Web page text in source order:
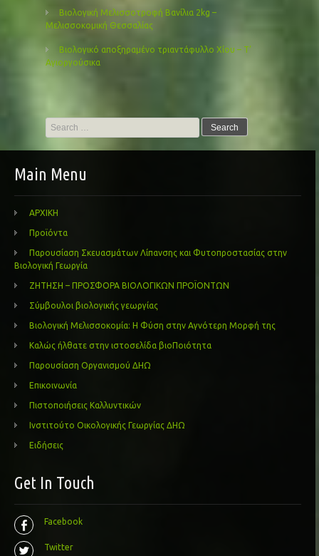
Βιολογική Μελισσοτροφή Βανίλια 2kg –
Μελισσοκομική Θεσσαλίας
Βιολογικό αποξηραμένο τριαντάφυλλο Χίου – Τ’
Αγιοργούσικα
Search
for:
Main Menu
ΑΡΧΙΚΗ
Προϊόντα
Παρουσίαση Σκευασμάτων Λίπανσης και Φυτοπροστασίας στην
Βιολογική Γεωργία
ΖΗΤΗΣΗ – ΠΡΟΣΦΟΡΑ ΒΙΟΛΟΓΙΚΩΝ ΠΡΟΪΟΝΤΩΝ
Σύμβουλοι βιολογικής γεωργίας
Βιολογική Μελισσοκομία: Η Φύση στην Αγνότερη Μορφή της
Καλώς ήλθατε στην ιστοσελίδα βιοΠοιότητα
Παρουσίαση Οργανισμού ΔΗΩ
Επικοινωνία
Πιστοποιήσεις Καλλυντικών
Ινστιτούτο Οικολογικής Γεωργίας ΔΗΩ
Ειδήσεις
Get In Touch
Facebook
Twitter